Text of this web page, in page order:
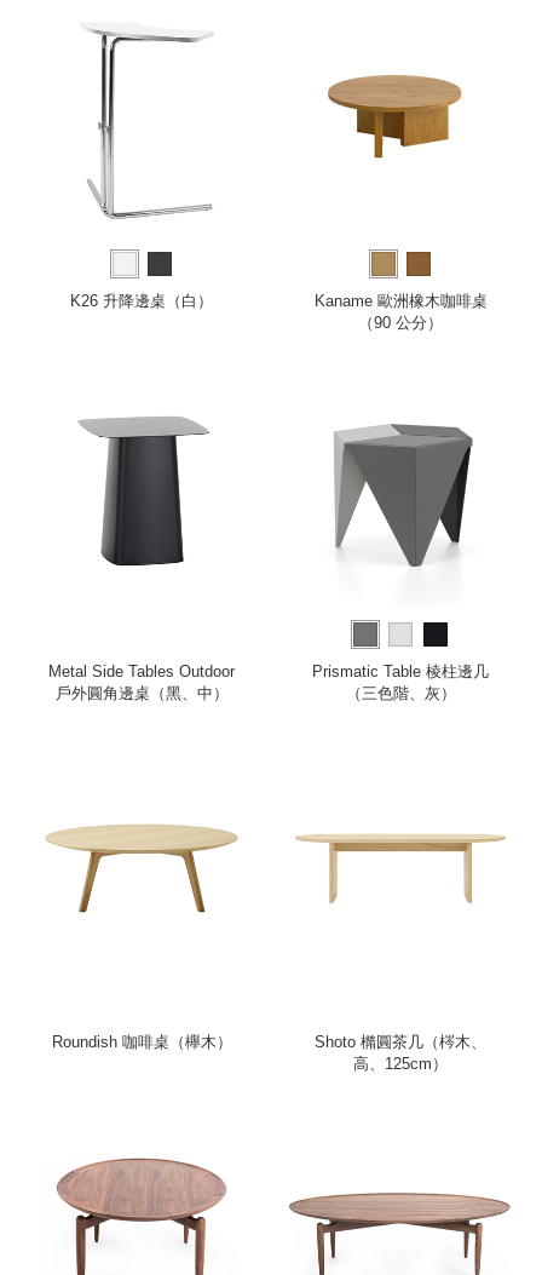
K26 升降邊桌（白）
Kaname 歐洲橡木咖啡桌
（90 公分）
Metal Side Tables Outdoor
戶外圓角邊桌（黑、中）
Prismatic Table 棱柱邊几
（三色階、灰）
Roundish 咖啡桌（櫸木）
Shoto 橢圓茶几（梣木、
高、125cm）